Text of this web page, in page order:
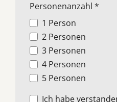
Personenanzahl *
1 Person
2 Personen
3 Personen
4 Personen
5 Personen
Ich habe